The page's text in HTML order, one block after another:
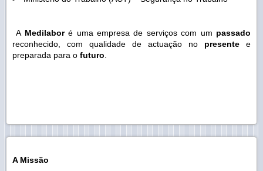
A Medilaboré uma empresa de serviços com um passado
reconhecido, com qualidade de actuação no presente e
preparada para o futuro.
A Missão